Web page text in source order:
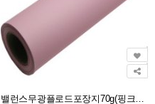
밸런스무광플로드포장지70g(핑크20)30M